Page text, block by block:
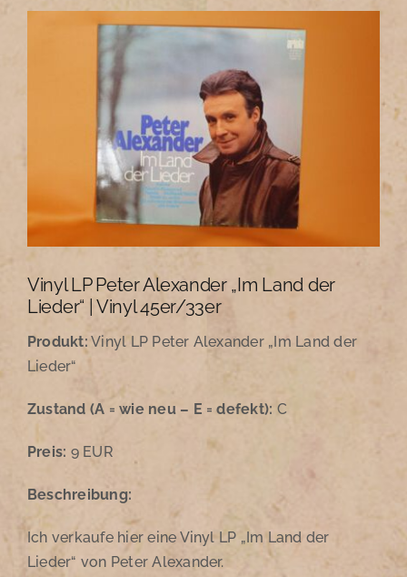
Impressum
Datenschutzerklärung
+436504036869
zum Shop
Vinyl LP Peter Alexander „Im Land der
Lieder“ | Vinyl 45er/33er
Produkt: Vinyl LP Peter Alexander „Im Land der
Lieder“
Zustand (A = wie neu – E = defekt): C
Preis: 9 EUR
Beschreibung:
Ich verkaufe hier eine Vinyl LP „Im Land der
Lieder“ von Peter Alexander.